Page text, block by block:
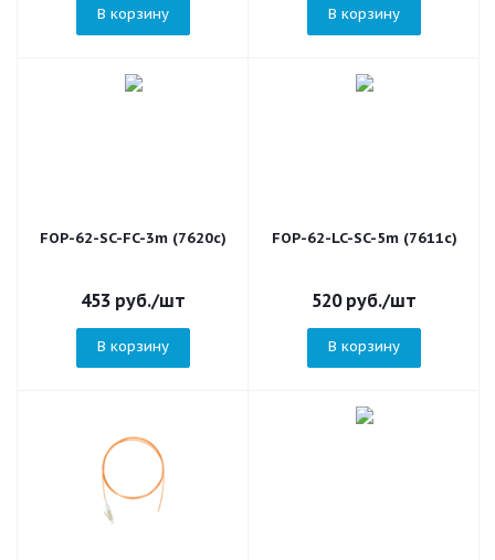
В корзину В корзину
FOP-62-SC-FC-3m (7620c)
453 руб./шт
В корзину
FOP-62-LC-SC-5m (7611c)
520руб./шт
В корзину